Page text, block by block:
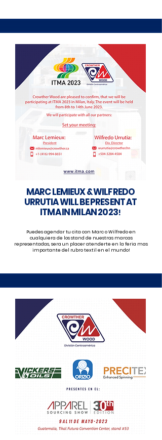
MARC LEMIEUX & WILFREDO
URRUTIA WILL BE PRESENT AT
ITMA IN MILAN 2023!
Puedes agendar tu cita con Marc o Wilfredo en
cualquiera de los stand de nuestras marcas
representadas, sera un placer atenderte en la feria mas
importante del rubro textil en el mundo!